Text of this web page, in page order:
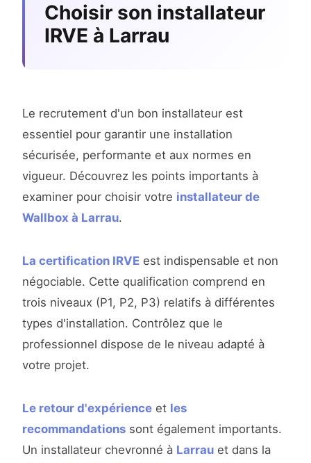
Choisir son installateur
IRVE à Larrau
Le recrutement d'un bon installateur est
essentiel pour garantir une installation
sécurisée, performante et aux normes en
vigueur. Découvrez les points importants à
examiner pour choisir votre installateur de
Wallbox à Larrau.
La certification IRVE est indispensable et non
négociable. Cette qualification comprend en
trois niveaux (P1, P2, P3) relatifs à différentes
types d'installation. Contrôlez que le
professionnel dispose de le niveau adapté à
votre projet.
Le retour d'expérience et les
recommandations sont également importants.
Un installateur chevronné à Larrau et dans la